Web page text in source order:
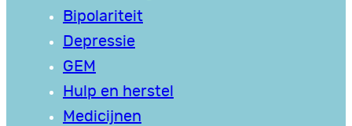
Bipolariteit
Depressie
GEM
Hulp en herstel
Medicijnen